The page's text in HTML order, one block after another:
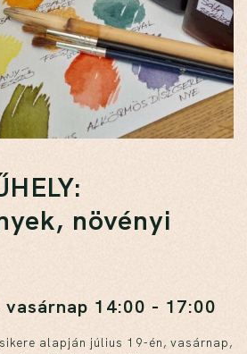
növényi
14:00 - 17:00
alapján július 19-én, vasárnap,